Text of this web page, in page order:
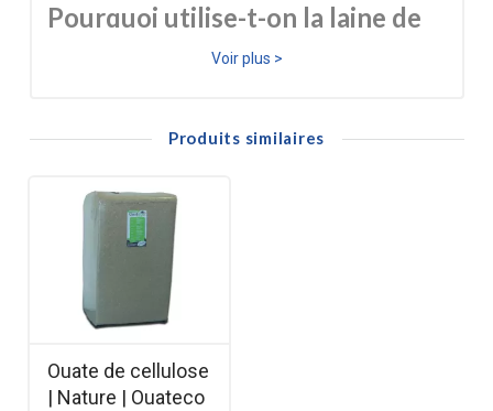
Pourquoi utilise-t-on la laine de
roche Jetrock 2?
soufflage mécanisé en rénovation comme pour la
Les avantages de Jetrock 2
Excellente performance thermique été comme
Réellement stable au vent sans déflecteur et
Insensible à l’eau et à l’humidité grâce à son
caractère non hydrophile
Voir plus >
Produits similaires
Ouate de cellulose
| Nature | Ouateco